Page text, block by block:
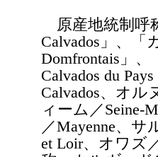
原産地統制呼
Calvados」、「
Domfrontais」
Calvados du
Calvados、オル
ィーム／Seine-
／Mayenne、サ
et Loir、オワズ